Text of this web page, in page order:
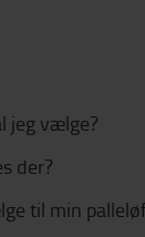
jeg vælge?
der?
til min